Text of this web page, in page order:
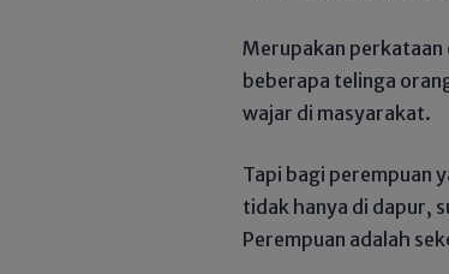
Merupakan perkataan
beberapa telinga
wajar di masyarakat.
Tapi bagi perempuan
tidak hanya di dapur,
Perempuan adalah